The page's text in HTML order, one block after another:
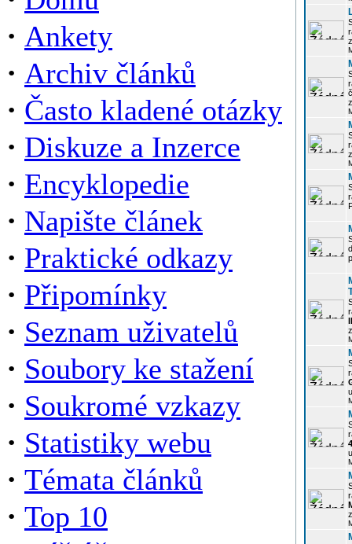
· Ankety
· Archiv článků
· Často kladené otázky
· Diskuze a Inzerce
· Encyklopedie
· Napište článek
· Praktické odkazy
· Připomínky
· Seznam uživatelů
· Soubory ke stažení
· Soukromé vzkazy
· Statistiky webu
· Témata článků
· Top 10